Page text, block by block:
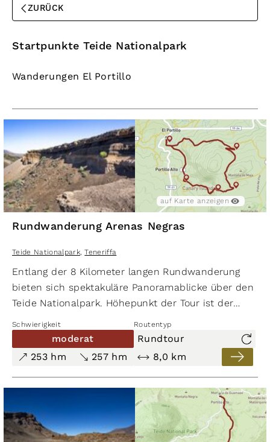
ZURÜCK
Startpunkte Teide Nationalpark
Wanderungen El Portillo
auf Karte anzeigen
Rundwanderung Arenas Negras
Teide Nationalpark, Teneriffa
Entlang der 8 Kilometer langen Rundwanderung
bieten sich spektakuläre Panoramablicke über den
Teide Nationalpark. Höhepunkt der Tour ist der
den schwarzen Picón am Montaña de las Arenas
Schwierigkeit Routentyp
moderat
Rundtour
253 hm
257 hm 8,0 km